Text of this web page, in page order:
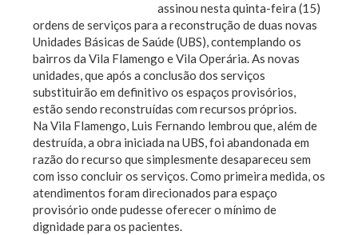
assinou nesta quinta-feira (15)
ordens de serviços para a reconstrução de duas novas
Unidades Básicas de Saúde (UBS), contemplando os
bairros da Vila Flamengo e Vila Operária. As novas
unidades, que após a conclusão dos serviços
substituirão em definitivo os espaços provisórios,
estão sendo reconstruídas com recursos próprios.
Na Vila Flamengo, Luis Fernando lembrou que, além de
destruída, a obra iniciada na UBS, foi abandonada em
razão do recurso que simplesmente desapareceu sem
com isso concluir os serviços. Como primeira medida, os
atendimentos foram direcionados para espaço
provisório onde pudesse oferecer o mínimo de
dignidade para os pacientes.